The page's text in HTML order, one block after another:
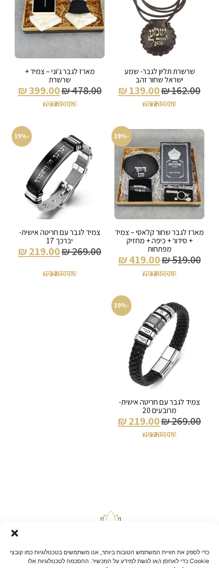
כדי לספק את חוויית המשתמש הטובות ביותר, אנו משתמשים בטכנולוגיות כמו קובצי
Cookie כדי לאחסן ו/או לגשת למידע על המכשיר. ההסכמה לטכנולוגיות אלו
שרשרת תליון לגבר- שמע
ישראל שחור זהב
₪162.00
₪139.00
הוספה לסל
מארז לגבר ג'וני – צמיד +
שרשרת
₪478.00
₪399.00
הוספה לסל
-19%
מארז לגבר שחור קלאסי – צמיד
+ סידור + כיפה + מחזיק
מפתחות
₪519.00
₪419.00
הוספה לסל
-19%
צמיד לגבר עם חריטה אישית-
יברכך 17
₪269.00
₪219.00
הוספה לסל
-19%
צמיד לגבר עם חריטה אישית-
מרובעים 20
₪269.00
₪219.00
הוספה לסל